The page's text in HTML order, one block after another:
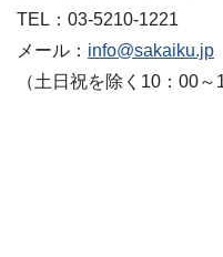
TEL：03-5210-1221
メール： info@sakaiku.jp
（土日祝を除く10：00～